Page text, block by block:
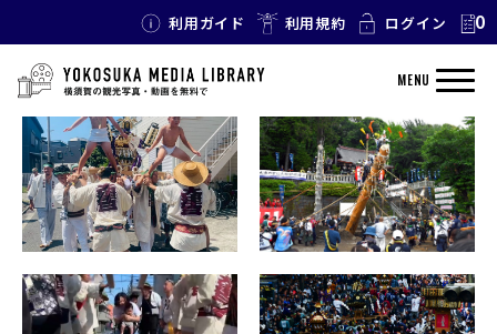
利用ガイド 利用規約 ログイン 0
MENU
TAG: お祭り